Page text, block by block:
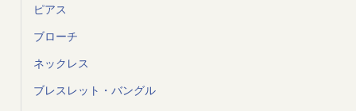
ピアス
ブローチ
ネックレス
ブレスレット・バングル